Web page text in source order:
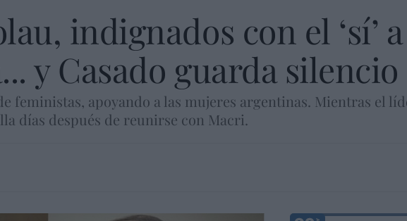
indignados con el ‘sí’
y Casado guarda silencio
feministas, apoyando a las mujeres argentinas. Mientras el
días después de reunirse con Macri.